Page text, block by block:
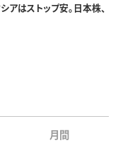
アはストップ安。日本株、
月間